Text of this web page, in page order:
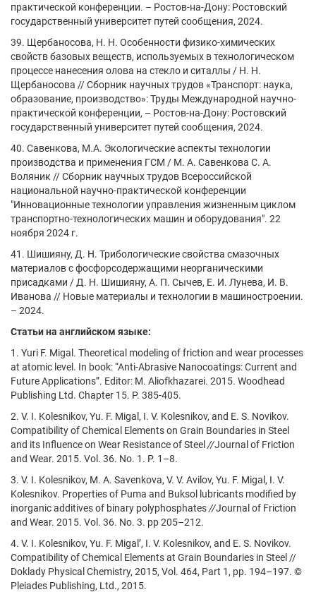
практической конференции. – Ростов-на-Дону: Ростовский
государственный университет путей сообщения, 2024.
39. Щербаносова, Н. Н. Особенности физико-химических
свойств базовых веществ, используемых в технологическом
процессе нанесения олова на стекло и ситаллы / Н. Н.
Щербаносова // Сборник научных трудов «Транспорт: наука,
образование, производство»: Труды Международной научно-
практической конференции, – Ростов-на-Дону: Ростовский
государственный университет путей сообщения, 2024.
40. Савенкова, М.А. Экологические аспекты технологии
производства и применения ГСМ / М. А. Савенкова С. А.
Воляник // Сборник научных трудов Всероссийской
национальной научно-практической конференции
"Инновационные технологии управления жизненным циклом
транспортно-технологических машин и оборудования". 22
ноября 2024 г.
41. Шишияну, Д. Н. Трибологические свойства смазочных
материалов с фосфорсодержащими неорганическими
присадками / Д. Н. Шишияну, А. П. Сычев, Е. И. Лунева, И. В.
Иванова // Новые материалы и технологии в машиностроении.
– 2024.
Статьи на английском языке:
1. Yuri F. Migal. Theoretical modeling of friction and wear processes
at atomic level. In book: “Anti-Abrasive Nanocoatings: Current and
Future Applications”. Editor: M. Aliofkhazarei. 2015. Woodhead
Publishing Ltd. Chapter 15. P. 385-405.
2. V. I. Kolesnikov, Yu. F. Migal, I. V. Kolesnikov, and E. S. Novikov.
Compatibility of Chemical Elements on Grain Boundaries in Steel
and its Influence on Wear Resistance of Steel //Journal of Friction
and Wear. 2015. Vol. 36. No. 1. P. 1–8.
3. V. I. Kolesnikov, M. A. Savenkova, V. V. Avilov, Yu. F. Migal, I. V.
Kolesnikov. Properties of Puma and Buksol lubricants modified by
inorganic additives of binary polyphosphates//Journal of Friction
and Wear. 2015. Vol. 36. No. 3. pp 205–212.
4. V. I. Kolesnikov, Yu. F. Migal’, I. V. Kolesnikov, and E. S. Novikov.
Compatibility of Chemical Elements at Grain Boundaries in Steel //
Doklady Physical Chemistry, 2015, Vol. 464, Part 1, pp. 194–197. ©
Pleiades Publishing, Ltd., 2015.